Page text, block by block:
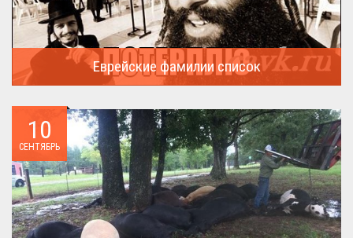
Еврейские фамилии список
10
СЕНТЯБРЬ